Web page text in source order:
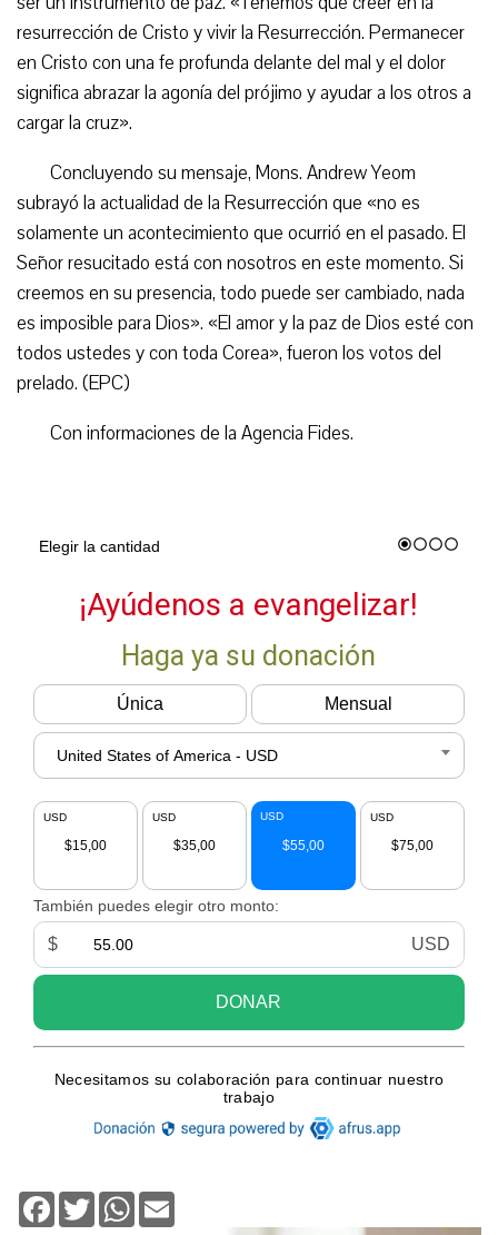
resurrección de Cristo y vivir la Resurrección. Permanecer
en Cristo con una fe profunda delante del mal y el dolor
significa abrazar la agonía del prójimo y ayudar a los otros a
cargar la cruz».
Concluyendo su mensaje, Mons. Andrew Yeom
subrayó la actualidad de la Resurrección que «no es
solamente un acontecimiento que ocurrió en el pasado. El
Señor resucitado está con nosotros en este momento. Si
creemos en su presencia, todo puede ser cambiado, nada
es imposible para Dios». «El amor y la paz de Dios esté con
todos ustedes y con toda Corea», fueron los votos del
prelado. (EPC)
Con informaciones de la Agencia Fides.
Facebook
TwitterWhatsApp